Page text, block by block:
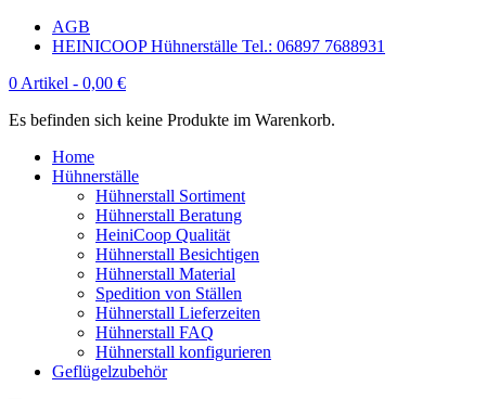
AGB
HEINICOOP Hühnerställe Tel.: 06897 7688931
0 Artikel - 0,00 €
Es befinden sich keine Produkte im Warenkorb.
Home
Hühnerställe
Hühnerstall Sortiment
Hühnerstall Beratung
HeiniCoop Qualität
Hühnerstall Besichtigen
Hühnerstall Material
Spedition von Ställen
Hühnerstall Lieferzeiten
Hühnerstall FAQ
Hühnerstall konfigurieren
Geflügelzubehör